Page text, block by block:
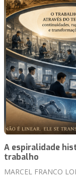
A espiralidade
trabalho
MARCEL FRANCO